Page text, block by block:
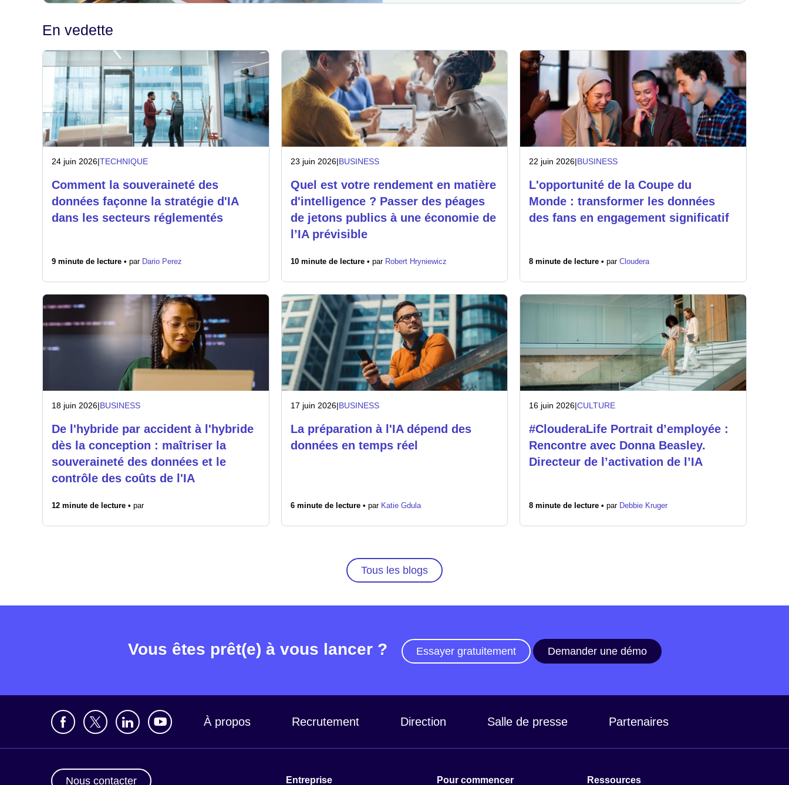
En vedette
24 juin 2026|TECHNIQUE
Comment la souveraineté des
données façonne la stratégie d'IA
dans les secteurs réglementés
9 minute de lecture • par Dario Perez
23 juin 2026|BUSINESS
Quel est votre rendement en matière
d'intelligence ? Passer des péages
de jetons publics à une économie de
l’IA prévisible
10 minute de lecture • par Robert Hryniewicz
22 juin 2026|BUSINESS
L'opportunité de la Coupe du
Monde : transformer les données
des fans en engagement significatif
8 minute de lecture •parCloudera
18 juin 2026|BUSINESS
De l'hybride par accident à l'hybride
dès la conception : maîtriser la
souveraineté des données et le
contrôle des coûts de l'IA
12 minute de lecture • par
17 juin 2026|BUSINESS
La préparation à l'IA dépend des
données en temps réel
6 minute de lecture • par Katie Gdula
16 juin 2026|CULTURE
#ClouderaLife Portrait d’employée :
Rencontre avec Donna Beasley.
Directeur de l’activation de l’IA
8 minute de lecture •par Debbie Kruger
Tous les blogs
Vous êtes prêt(e) à vous lancer ? Essayer gratuitement Demander une démo
À propos Recrutement Direction Salle de presse Partenaires
Nous contacter Entreprise Pour commencer Ressources